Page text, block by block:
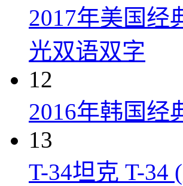
2017年美国经
光双语双字
12
2016年韩国经
13
T-34坦克 T-34